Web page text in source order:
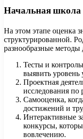
Начальная
На этом этапе оценка
структурированной.
разнообразные методы
Тесты и
выявить уровень
Проектная
исследования по
Самооценка,
достижений и
Интерактивные
конкурсы,
вовлечению.